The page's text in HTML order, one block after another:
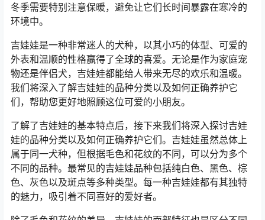
冬季需要特别注意保暖，避免让它们长时间暴露在寒冷的
环境中。
吉娃娃是一种非常迷人的犬种，以其小巧的体型、可爱的
外表和温顺的性格赢得了全球的喜爱。无论是作为家庭宠
物还是伴侣犬，吉娃娃都能给人带来无尽的欢乐和温暖。
我们将深入了解吉娃娃的品种分类以及如何正确养护它
们，帮助您更好地照顾这位可爱的小朋友。
了解了吉娃娃的基本特点后，接下来我们将深入探讨吉娃
娃的品种分类以及如何正确养护它们。吉娃娃虽然总体上
属于同一犬种，但根据毛色和花纹的不同，可以分为多个
不同的品种。最常见的吉娃娃品种包括纯白色、黑色、棕
色、灰色以及斑点等多种类型。每一种吉娃娃都有其独特
的魅力，吸引着不同喜好的爱好者。